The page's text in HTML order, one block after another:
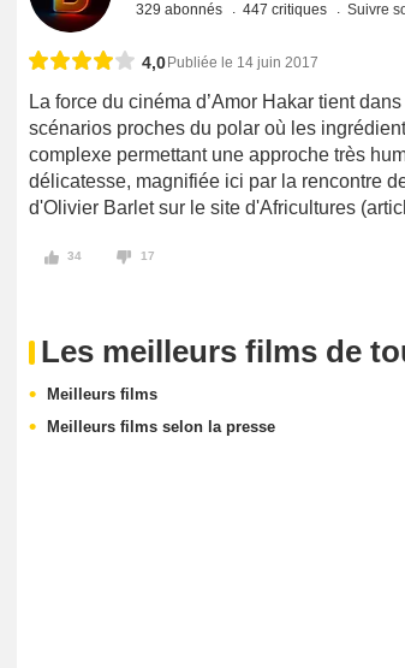
329 abonnés 447 critiques Suivre
4,0 Publiée le 14 juin 2017
La force du cinéma d’Amor Hakar tient
scénarios proches du polar où les
complexe permettant une approche très
délicatesse, magnifiée ici par la rencontre
d'Olivier Barlet sur le site d'Africultures
34 17
Les meilleurs films de
Meilleurs films
Meilleurs films selon la presse